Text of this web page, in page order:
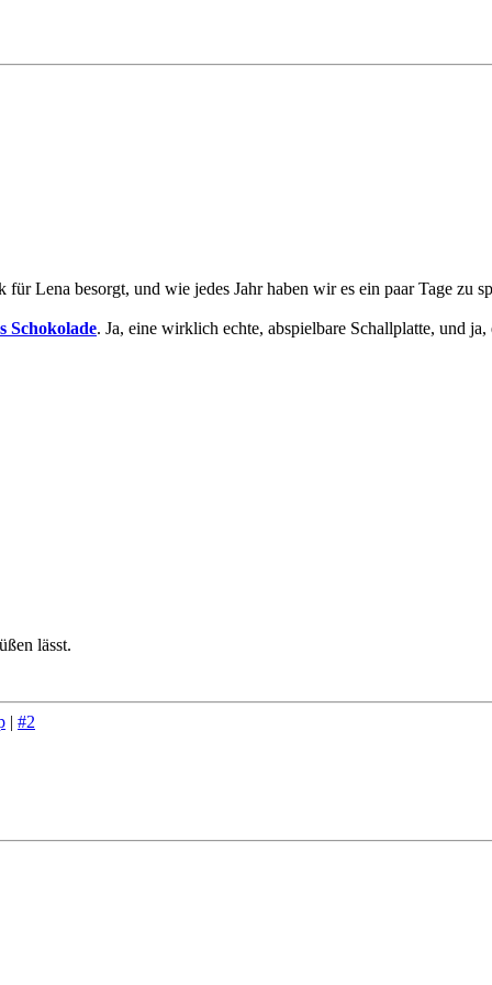
Lena besorgt, und wie jedes Jahr haben wir es ein paar Tage zu
Schokolade. Ja, eine wirklich echte, abspielbare Schallplatte, und ja,
lässt.
| #2